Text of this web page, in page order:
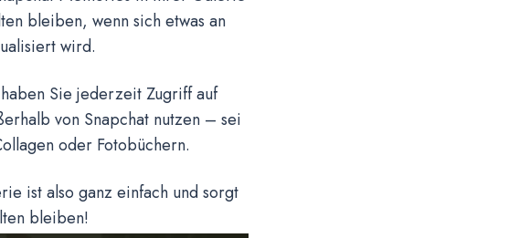
bleiben, wenn sich etwas an
wird.
Sie jederzeit Zugriff auf
von Snapchat nutzen – sei
oder Fotobüchern.
ist also ganz einfach und sorgt
bleiben!